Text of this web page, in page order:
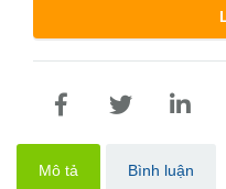
Mô tả Bình luận